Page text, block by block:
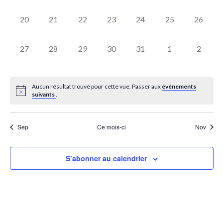
0
20
0
21
0
22
0
23
0
24
0
25
0
26
0
27
0
28
0
29
0
30
0
31
0
1
0
2
Aucun résultat trouvé pour cette vue. Passer aux évènements
suivants.
Sep Ce mois-ci Nov
S’abonner au calendrier